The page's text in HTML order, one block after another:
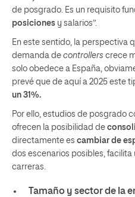
de posgrado. Es un requisito
posiciones y salarios”.
En este sentido, la perspectiva
demanda de controllers crece
solo obedece a España,
prevé que de aquí a 2025 este
un 31%.
Por ello, estudios de posgrado
ofrecen la posibilidad de
directamente es cambiar de
dos escenarios posibles, facilita
carreras.
Tamaño y sector de la